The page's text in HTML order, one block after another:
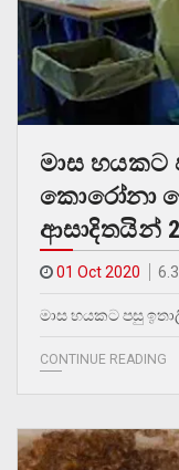
මාස හයකට
කොරෝනා
ආසාදිතයින්
01 Oct 2020
මාස හයකට පසු
CONTINUE READING